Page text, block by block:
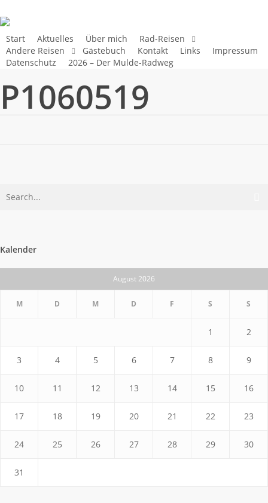
to
main
content
Start Aktuelles Über mich
Rad-Reisen
Andere Reisen
Gästebuch Kontakt Links
Impressum
Datenschutz
2026 – Der Mulde-Radweg
P1060519
Kalender
August 2026
M D M D F S S
1 2
3 4 5 6 7 8 9
10 11 12 13 14 15 16
17 18 19 20 21 22 23
24 25 26 27 28 29 30
31